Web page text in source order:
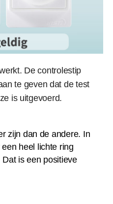
De controlestip
te geven dat de test
is uitgevoerd.
zijn dan de andere. In
heel lichte ring
is een positieve